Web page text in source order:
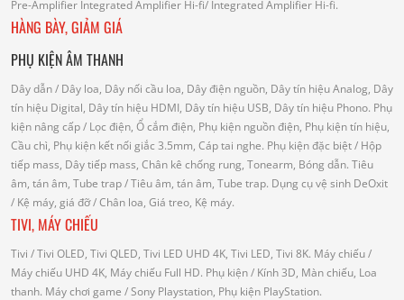
Pre-Amplifier Integrated Amplifier Hi-fi/ Integrated Amplifier Hi-fi.
HÀNG BÀY, GIẢM GIÁ
PHỤ KIỆN ÂM THANH
Dây dẫn/ Dây loa, Dây nối cầu loa, Dây điện nguồn, Dây tín hiệu Analog, Dây
tín hiệu Digital, Dây tín hiệu HDMI, Dây tín hiệu USB, Dây tín hiệu Phono. Phụ
kiện nâng cấp/ Lọc điện, Ổ cắm điện, Phụ kiện nguồn điện, Phụ kiện tín hiệu,
Cầu chì, Phụ kiện kết nối giắc 3.5mm, Cáp tai nghe. Phụ kiện đặc biệt/ Hộp
tiếp mass, Dây tiếp mass, Chân kê chống rung, Tonearm, Bóng dẫn. Tiêu
âm, tán âm, Tube trap/ Tiêu âm, tán âm, Tube trap. Dụng cụ vệ sinh DeOxit
/ Kệ máy, giá đỡ/ Chân loa, Giá treo, Kệ máy.
TIVI, MÁY CHIẾU
Tivi / Tivi OLED, Tivi QLED, Tivi LED UHD 4K, Tivi LED, Tivi 8K. Máy chiếu/
Máy chiếu UHD 4K, Máy chiếu Full HD. Phụ kiện/ Kính 3D, Màn chiếu, Loa
thanh. Máy chơi game / Sony Playstation, Phụ kiện PlayStation.